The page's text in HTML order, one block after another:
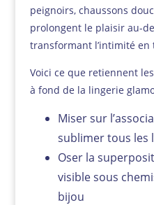
peignoirs, chaussons
prolongent le plaisir au-
transformant l’intimité
Voici ce que retiennent
à fond de la lingerie
Miser sur
sublimer tous les
Oser la
visible sous
bijou